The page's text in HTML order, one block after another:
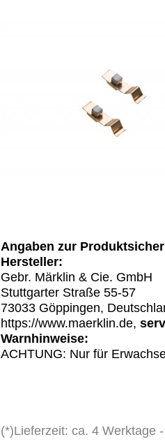
Angaben zur
Hersteller:
Gebr. Märklin & Cie. GmbH
Stuttgarter Straße 55-57
73033 Göppingen,
https://www.maerklin.de,
Warnhinweise:
ACHTUNG: Nur für
(*)Lieferzeit: ca. 4 Werktage